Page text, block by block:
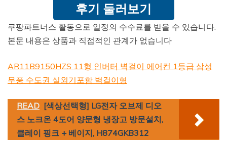
후기 둘러보기
쿠팡파트너스 활동으로 일정의 수수료를 받을 수 있습니다.
본문 내용은 상품과 직접적인 관계가 없습니다
AR11B9150HZS 11형 인버터 벽걸이 에어컨 1등급 삼성
무풍 수도권 실외기포함 벽걸이형
READ [색상선택형] LG전자 오브제 디오
스 노크온 4도어 양문형 냉장고 방문설치,
클레이 핑크 + 베이지, H874GKB312